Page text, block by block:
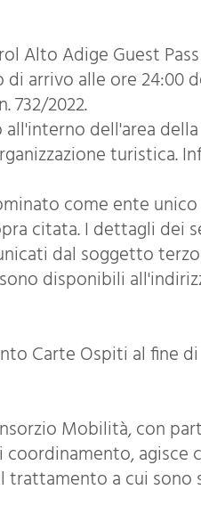
Alto Adige Guest
arrivo alle ore 24:00
732/2022.
dell'area
turistica.
come ente
citata. I dettagli dei
dal soggetto
disponibili
Carte Ospiti al fine
Mobilità, con
coordinamento, agisce
trattamento a cui